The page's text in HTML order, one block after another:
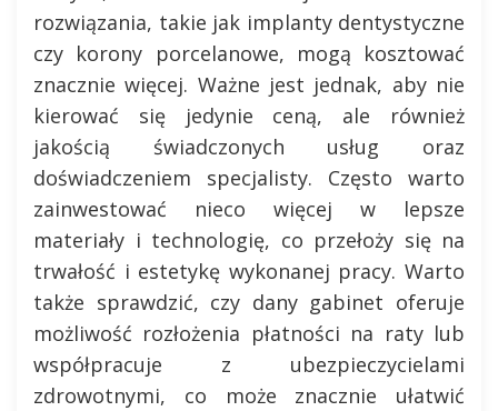
rozwiązania, takie jak implanty dentystyczne
czy korony porcelanowe, mogą kosztować
znacznie więcej. Ważne jest jednak, aby nie
kierować się jedynie ceną, ale również
jakością świadczonych usług oraz
doświadczeniem specjalisty. Często warto
zainwestować nieco więcej w lepsze
materiały i technologię, co przełoży się na
trwałość i estetykę wykonanej pracy. Warto
także sprawdzić, czy dany gabinet oferuje
możliwość rozłożenia płatności na raty lub
współpracuje z ubezpieczycielami
zdrowotnymi, co może znacznie ułatwić